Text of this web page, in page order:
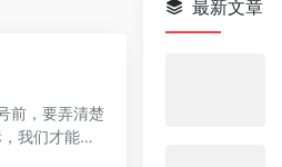
前，要弄清楚
我们才能依
最新文章